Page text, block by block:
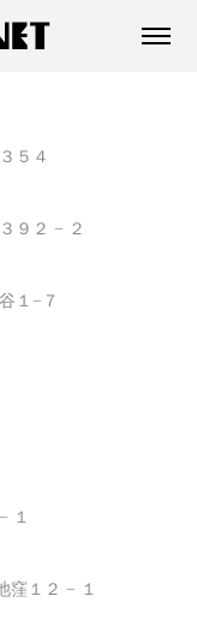
５４
９２ − ２
１−７
１
窪１２ − １